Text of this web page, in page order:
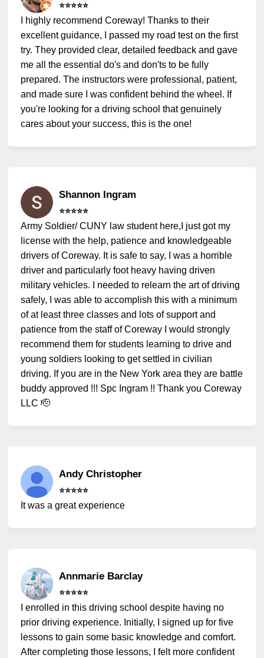
⭐️⭐️⭐️⭐️⭐️
I highly recommend Coreway! Thanks to their
excellent guidance, I passed my road test on the first
try. They provided clear, detailed feedback and gave
me all the essential do's and don'ts to be fully
prepared. The instructors were professional, patient,
and made sure I was confident behind the wheel. If
you're looking for a driving school that genuinely
cares about your success, this is the one!
Shannon Ingram
⭐️⭐️⭐️⭐️⭐️
Army Soldier/ CUNY law student here,I just got my
license with the help, patience and knowledgeable
drivers of Coreway. It is safe to say, I was a horrible
driver and particularly foot heavy having driven
military vehicles. I needed to relearn the art of driving
safely, I was able to accomplish this with a minimum
of at least three classes and lots of support and
patience from the staff of Coreway I would strongly
recommend them for students learning to drive and
young soldiers looking to get settled in civilian
driving. If you are in the New York area they are battle
buddy approved !!! Spc Ingram !! Thank you Coreway
LLC 🫡
Andy Christopher
⭐️⭐️⭐️⭐️⭐️
It was a great experience
Annmarie Barclay
⭐️⭐️⭐️⭐️⭐️
I enrolled in this driving school despite having no
prior driving experience. Initially, I signed up for five
lessons to gain some basic knowledge and comfort.
After completing those lessons, I felt more confident